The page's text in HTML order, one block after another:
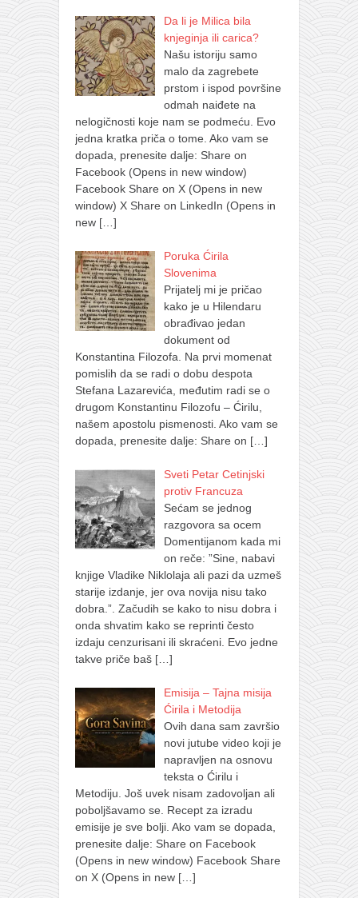
Da li je Milica bila
knjeginja ili carica?
Našu istoriju samo
malo da zagrebete
prstom i ispod površine
odmah naiđete na
nelogičnosti koje nam se podmeću. Evo
jedna kratka priča o tome. Ako vam se
dopada, prenesite dalje: Share on
Facebook (Opens in new window)
Facebook Share on X (Opens in new
window) X Share on LinkedIn (Opens in
new […]
Poruka Ćirila
Slovenima
Prijatelj mi je pričao
kako je u Hilendaru
obrađivao jedan
dokument od
Konstantina Filozofa. Na prvi momenat
pomislih da se radi o dobu despota
Stefana Lazarevića, međutim radi se o
drugom Konstantinu Filozofu – Ćirilu,
našem apostolu pismenosti. Ako vam se
dopada, prenesite dalje: Share on […]
Sveti Petar Cetinjski
protiv Francuza
Sećam se jednog
razgovora sa ocem
Domentijanom kada mi
on reče: ”Sine, nabavi
knjige Vladike Niklolaja ali pazi da uzmeš
starije izdanje, jer ova novija nisu tako
dobra.”. Začudih se kako to nisu dobra i
onda shvatim kako se reprinti često
izdaju cenzurisani ili skraćeni. Evo jedne
takve priče baš […]
Emisija – Tajna misija
Ćirila i Metodija
Ovih dana sam završio
novi jutube video koji je
napravljen na osnovu
teksta o Ćirilu i
Metodiju. Još uvek nisam zadovoljan ali
poboljšavamo se. Recept za izradu
emisije je sve bolji. Ako vam se dopada,
prenesite dalje: Share on Facebook
(Opens in new window) Facebook Share
on X (Opens in new […]